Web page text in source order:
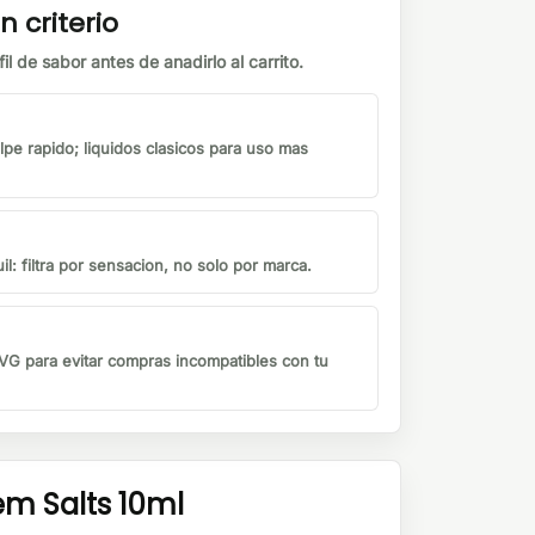
criterio
de sabor antes de anadirlo al carrito.
rapido; liquidos clasicos para uso mas
filtra por sensacion, no solo por marca.
para evitar compras incompatibles con tu
Salts 10ml